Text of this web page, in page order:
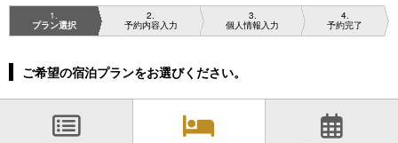
1
プラン選択
2
予約内容入力
3
個人情報入力
4
予約完了
ご希望の宿泊プランをお選びください。